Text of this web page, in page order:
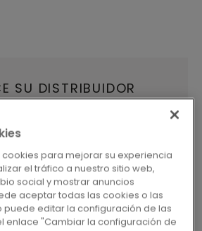
SU DISTRIBUIDOR
BUSCAR
cookies para mejorar su experiencia
el tráfico a nuestro sitio web,
social y mostrar anuncios
aceptar todas las cookies o las
puede editar la configuración de las
enlace "Cambiar la configuración de